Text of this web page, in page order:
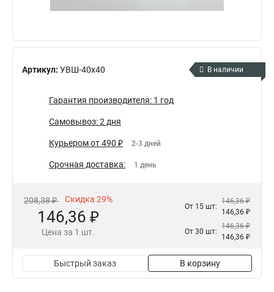
Артикул: УВШ-40х40 В наличии
Гарантия производителя: 1 год
Самовывоз: 2 дня
Курьером от 490 ₽ 2-3 дней
Срочная доставка: 1 день
208,38 ₽ Скидка 29%
146,36 ₽
Цена за 1 шт.
От 15 шт:
146,36 ₽
146,36 ₽
От 30 шт:
146,36 ₽
146,36 ₽
Быстрый заказ В корзину